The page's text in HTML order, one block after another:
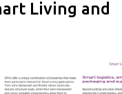
Living and